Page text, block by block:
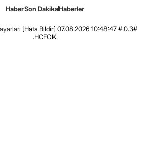
HaberSon DakikaHaberler
[Hata Bildir] 07.08.2026 10:48:47 #.0.3#
.HCFOK.